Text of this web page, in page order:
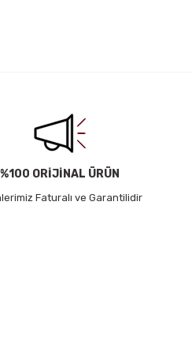
%100 ORİJİNAL ÜRÜN
Faturalı ve Garantilidir